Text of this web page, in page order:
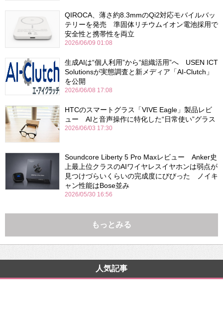
QIROCA、薄さ約8.3mmのQi2対応モバイルバッ
テリーを発売 準固体リチウムイオン電池採用で
安全性と携帯性を両立
2026/06/09 01:08
生成AIは“個人利用”から“組織活用”へ USEN ICT
Solutionsが実態調査と新メディア「AI-Clutch」
を公開
2026/06/08 17:08
HTCのスマートグラス「VIVE Eagle」製品レビ
ュー AIと音声操作に特化した“日常使い”グラス
2026/06/03 17:30
Soundcore Liberty 5 Pro Maxレビュー Anker史
上最上位クラスのAIワイヤレスイヤホンは弱点が
見つけづらいくらいの完成度にびびった ノイキ
ャン性能はBose並み
2026/05/30 16:56
もっとみる
人気記事